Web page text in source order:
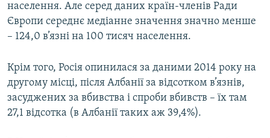
населення. Але серед даних країн-членів Ради
Європи середнє медіанне значення значно менше
– 124,0 в’язні на 100 тисяч населення.
Крім того, Росія опинилася за даними 2014 року на
другому місці, після Албанії за відсотком в’язнів,
засуджених за вбивства і спроби вбивств – їх там
27,1 відсотка (в Албанії таких аж 39,4%).